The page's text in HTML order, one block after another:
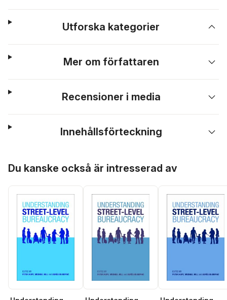
Utforska kategorier
Mer om författaren
Recensioner i media
Innehållsförteckning
Du kanske också är intresserad av